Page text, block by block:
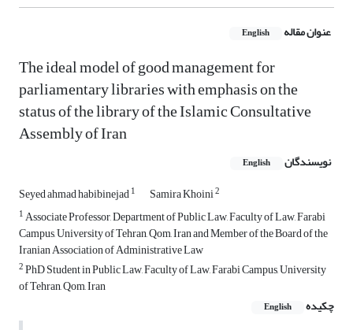
عنوان مقاله English
The ideal model of good management for
parliamentary libraries with emphasis on the
status of the library of the Islamic Consultative
Assembly of Iran
نویسندگان English
Seyed ahmad habibinejad1 Samira Khoini2
1Associate Professor, Department of Public Law, Faculty of Law, Farabi
Campus, University of Tehran, Qom, Iran and Member of the Board of the
Iranian Association of Administrative Law
2PhD Student in Public Law, Faculty of Law, Farabi Campus, University
of Tehran, Qom, Iran
چکیده
English